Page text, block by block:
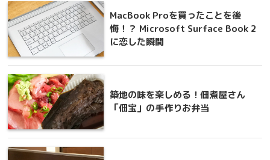
MacBook Proを買ったことを後
悔！？ Microsoft Surface Book 2
に恋した瞬間
築地の味を楽しめる！佃煮屋さん
「佃宝」の手作りお弁当